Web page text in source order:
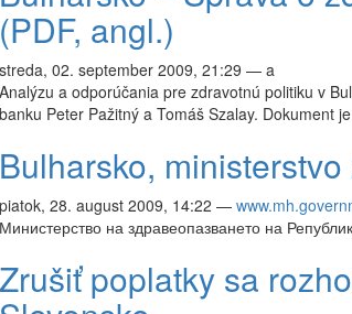
(PDF, angl.)
streda, 02. september 2009, 21:29 — a
Analýzu a odporúčania pre zdravotnú politiku v
banku Peter Pažitný a Tomáš Szalay. Dokument
Bulharsko,
piatok, 28. august 2009, 14:22 —
Министерство на здравеопазването на
Zrušiť poplatky sa